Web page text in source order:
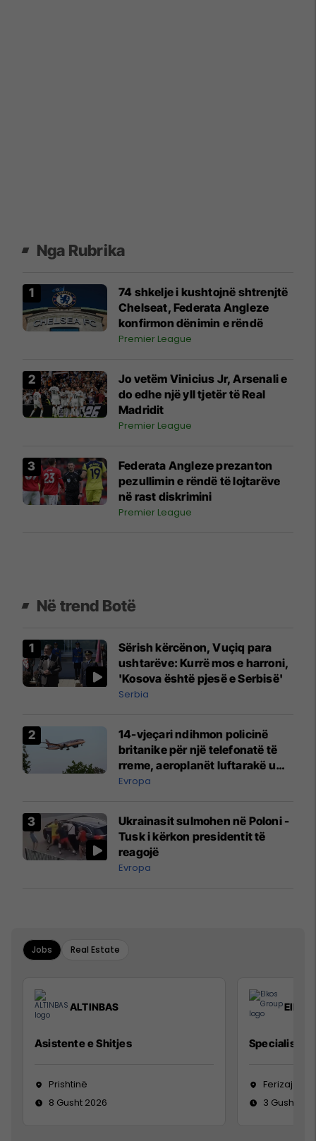
Nga Rubrika
74 shkelje i kushtojnë shtrenjtë
Chelseat, Federata Angleze
konfirmon dënimin e rëndë
Premier League
Jo vetëm Vinicius Jr, Arsenali e
do edhe një yll tjetër të Real
Madridit
Premier League
Federata Angleze prezanton
pezullimin e rëndë të lojtarëve
në rast diskrimini
Premier League
Në trend Botë
Sërish kërcënon, Vuçiq para
ushtarëve: Kurrë mos e harroni,
'Kosova është pjesë e Serbisë'
Serbia
14-vjeçari ndihmon policinë
britanike për një telefonatë të
rreme, aeroplanët luftarakë u
ngritën në ajër për të
Mançesterit
Evropa
Ukrainasit sulmohen në Poloni -
Tusk i kërkon presidentit të
reagojë
Evropa
Jobs Real Estate
ALTINBAS
Asistente e Shitjes
Prishtinë
8 Gusht 2026
Elkos
Specialist
Ferizaj
3 Gusht